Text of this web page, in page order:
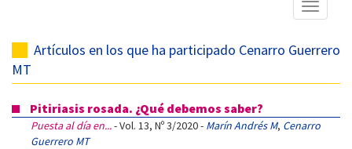
Mostrar
menú
Artículos en los que ha participado Cenarro Guerrero
MT
Pitiriasis rosada. ¿Qué debemos saber?
Puesta al día en...- Vol. 13, Nº 3/2020 - Marín Andrés M, Cenarro
Guerrero MT